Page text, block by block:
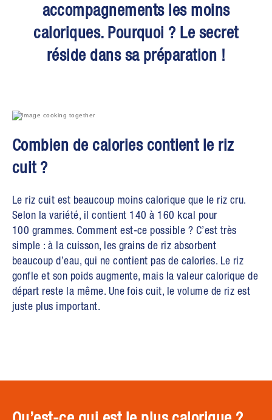
accompagnements les moins
caloriques. Pourquoi ? Le secret
réside dans sa préparation !
Combien de calories contient le riz
cuit ?
Le riz cuit est beaucoup moins calorique que le riz cru.
Selon la variété, il contient 140 à 160 kcal pour
100 grammes. Comment est-ce possible ? C’est très
simple : à la cuisson, les grains de riz absorbent
beaucoup d’eau, qui ne contient pas de calories. Le riz
gonfle et son poids augmente, mais la valeur calorique de
départ reste la même. Une fois cuit, le volume de riz est
juste plus important.